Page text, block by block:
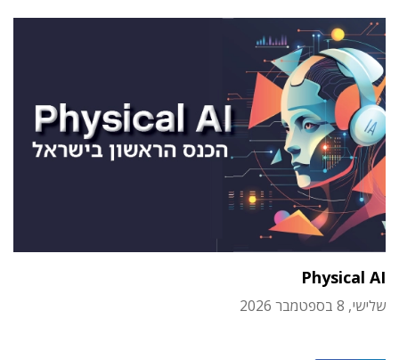
Physical AI
שלישי, 8 בספטמבר 2026